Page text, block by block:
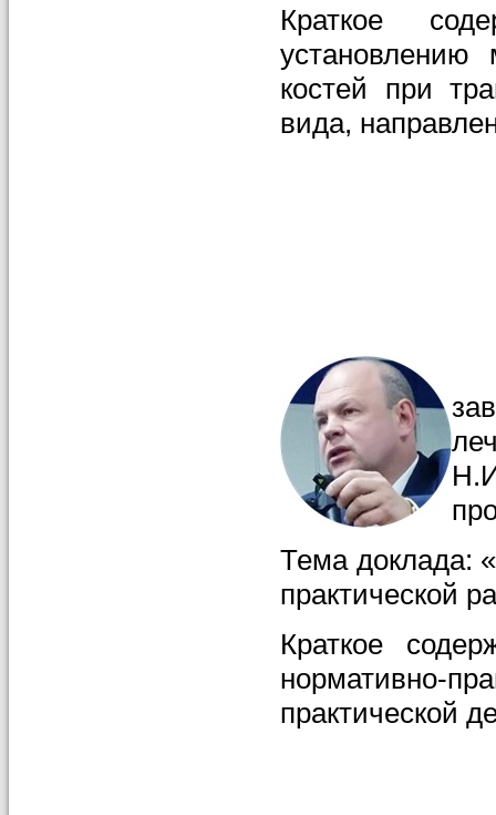
Краткое
установлению
костей при
вида,
Тема доклада:
практической
Краткое
нормативно-
практической